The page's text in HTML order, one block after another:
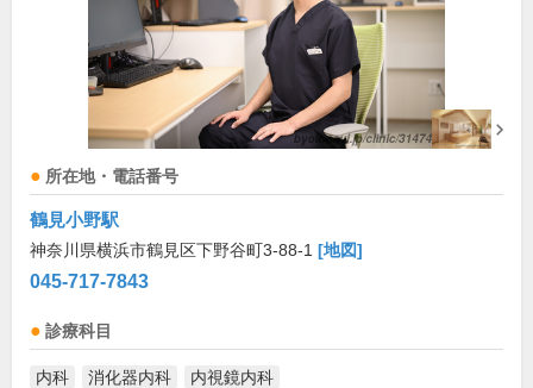
所在地・電話番号
鶴見小野駅
神奈川県横浜市鶴見区下野谷町3-88-1 [地図]
045-717-7843
診療科目
内科 消化器内科 内視鏡内科